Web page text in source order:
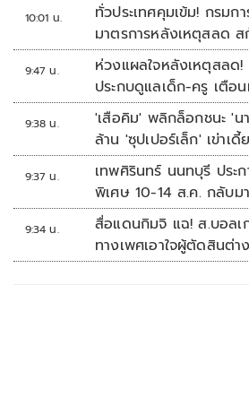
10:01 น.
ทั่วประเทศคุมเข้ม! กรม
มาตรการหลังเหตุสลด
แบบ
9:47 น.
ห่วงแผลใจหลังเหตุสลด
ประกบดูแลเด็ก-ครู เตือ
9:38 น.
'เสือคิม' พลิกล็อกชนะ 'น
ล้าน 'ซุปเปอร์เล็ก' เข่าเ
9:37 น.
เทพศิรินทร์ นนทบุรี ประ
พิเศษ 10-14 ส.ค. กลับม
9:34 น.
สื่อแดนกิมจิ แฉ! ส.บอลเ
ทางเพศเอาใจผู้ตัดสินต่า